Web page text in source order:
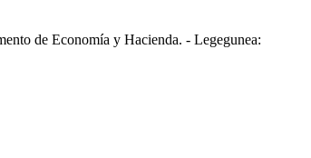
de Economía y Hacienda. - Legegunea: